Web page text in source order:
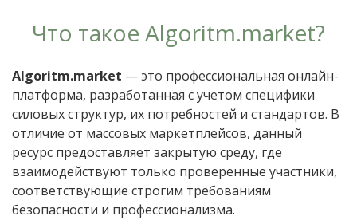
Что такое Algoritm.market?
Algoritm.market — это профессиональная онлайн-
платформа, разработанная с учетом специфики
силовых структур, их потребностей и стандартов. В
отличие от массовых маркетплейсов, данный
ресурс предоставляет закрытую среду, где
взаимодействуют только проверенные участники,
соответствующие строгим требованиям
безопасности и профессионализма.